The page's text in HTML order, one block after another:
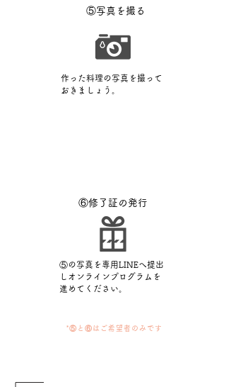
⑤写真を撮る
作った料理の写真を撮って
おきましょう。
⑥修了証の発行
⑤の写真を専用LINEへ提出
しオンラインプログラムを
進めてください。
*⑤と⑥はご希望者のみです